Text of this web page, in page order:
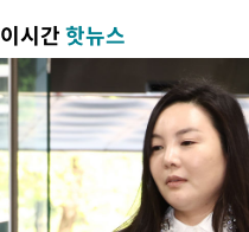
이시간핫뉴스